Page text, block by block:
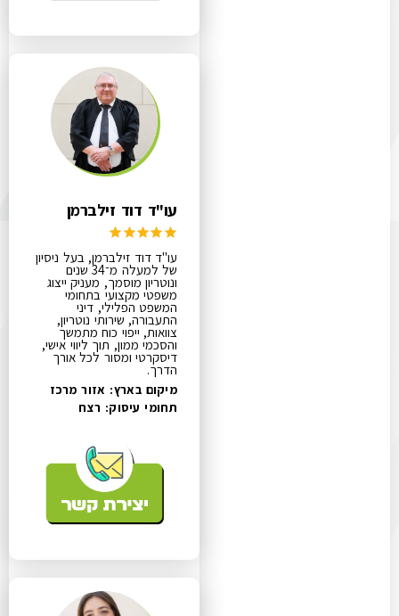
עו"ד דוד זילברמן
עו"ד דוד זילברמן, בעל ניסיון
של למעלה מ־34 שנים
ונוטריון מוסמך, מעניק ייצוג
משפטי מקצועי בתחומי
המשפט הפלילי, דיני
התעבורה, שירותי נוטריון,
צוואות, ייפוי כוח מתמשך
והסכמי ממון, תוך ליווי אישי,
דיסקרטי ומסור לכל אורך
הדרך.
מיקום בארץ: אזור מרכז
תחומי עיסוק: רצח